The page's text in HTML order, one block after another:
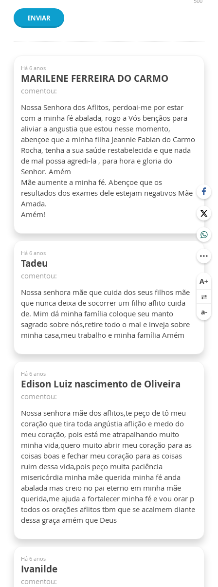
ENVIAR
Há 6 anos
MARILENE FERREIRA DO CARMO
comentou:
Nossa Senhora dos Aflitos, perdoai-me por estar
com a minha fé abalada, rogo a Vós bençãos para
aliviar a angustia que estou nesse momento,
abençoe que a minha filha Jeannie Fabian do Carmo
Rocha, tenha a sua saúde restabelecida e que nada
de mal possa agredi-la , para hora e gloria do
Senhor. Amém
Mãe aumente a minha fé. Abençoe que os
resultados dos exames dele estejam negativos Mãe
Amada.
Amém!
Há 6 anos
Tadeu
comentou:
Nossa senhora mãe que cuida dos seus filhos mãe
que nunca deixa de socorrer um filho aflito cuida
de. Mim dá minha família coloque seu manto
sagrado sobre nós,retire todo o mal e inveja sobre
minha casa,meu trabalho e minha família Amém
Há 6 anos
Edison Luiz nascimento de Oliveira
comentou:
Nossa senhora mãe dos aflitos,te peço de tô meu
coração que tira toda angústia aflição e medo do
meu coração, pois está me atrapalhando muito
minha vida,quero muito abrir meu coração para as
coisas boas e fechar meu coração para as coisas
ruim dessa vida,pois peço muita paciência
misericórdia minha mãe querida minha fé anda
abalada mas creio no pai eterno em minha mãe
querida,me ajuda a fortalecer minha fé e vou orar p
todos os orações aflitos tbm que se acalmem diante
dessa graça amém que Deus
Há 6 anos
Ivanilde
comentou: